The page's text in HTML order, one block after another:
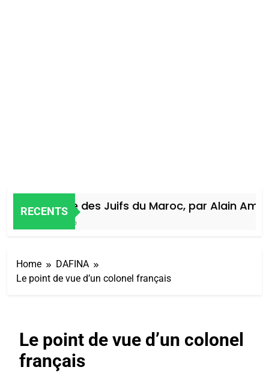
RECENTS
Histoire des Juifs du Maroc, par Alain Amiel
Home
DAFINA
Le point de vue d’un colonel français
Le point de vue d’un colonel
français